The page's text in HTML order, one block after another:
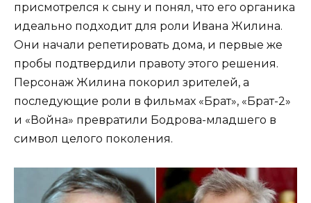
присмотрелся к сыну и понял, что его органика
идеально подходит для роли Ивана Жилина.
Они начали репетировать дома, и первые же
пробы подтвердили правоту этого решения.
Персонаж Жилина покорил зрителей, а
последующие роли в фильмах «Брат», «Брат-2»
и «Война» превратили Бодрова-младшего в
символ целого поколения.